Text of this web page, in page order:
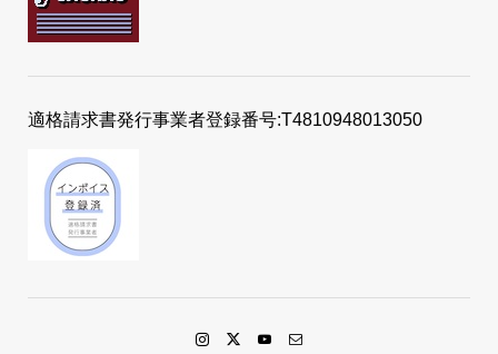
適格請求書発行事業者登録番号:T4810948013050